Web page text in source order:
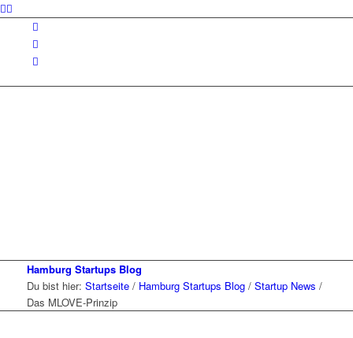
Hamburg Startups Blog
Du bist hier: Startseite / Hamburg Startups Blog / Startup News /
Das MLOVE-Prinzip